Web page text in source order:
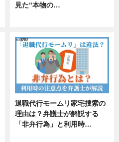
見た“本物の…
退職代行モームリ家宅捜索の
理由は？弁護士が解説する
「非弁行為」と利用時…